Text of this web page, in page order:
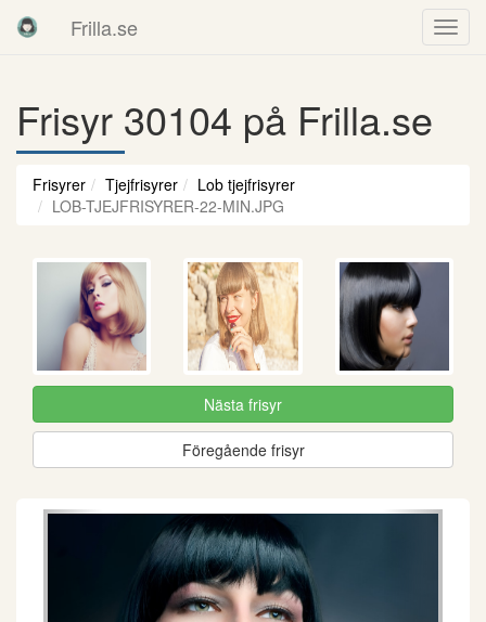
Frilla.se
Frisyr 30104 på Frilla.se
Frisyrer Tjejfrisyrer
Lob tjejfrisyrer
LOB-TJEJFRISYRER-22-MIN.JPG
Nästa frisyr
Föregående frisyr
Föregående